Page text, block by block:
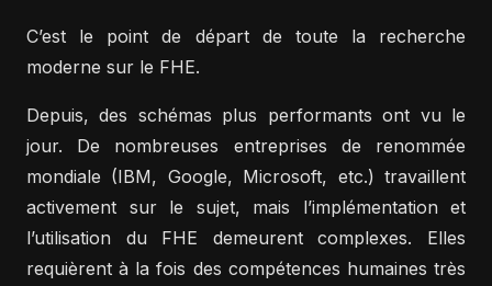
C’est le point de départ de toute la recherche
moderne sur le FHE.
Depuis, des schémas plus performants ont vu le
jour. De nombreuses entreprises de renommée
mondiale (IBM, Google, Microsoft, etc.) travaillent
activement sur le sujet, mais l’implémentation et
l’utilisation du FHE demeurent complexes. Elles
requièrent à la fois des compétences humaines très